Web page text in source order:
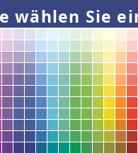
wählen Sie